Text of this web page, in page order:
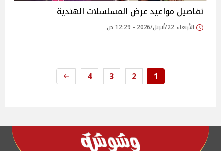
تفاصيل مواعيد عرض المسلسلات الهندية
الأربعاء 22/أبريل/2026 - 12:29 ص
1
2
3
4